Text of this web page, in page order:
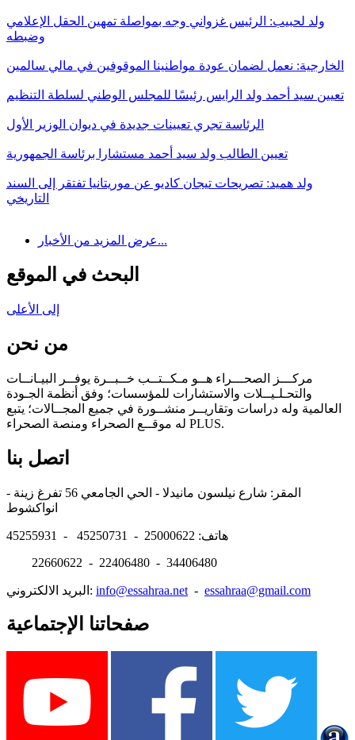
ولد لحبيب: الرئيس غزواني وجه بمواصلة تمهين الحقل الإعلامي
وضبطه
الخارجية: نعمل لضمان عودة مواطنينا الموقوفين في مالي سالمين
تعيين سيد أحمد ولد الرايس رئيسًا للمجلس الوطني لسلطة التنظيم
الرئاسة تجري تعيينات جديدة في ديوان الوزير الأول
تعيين الطالب ولد سيد أحمد مستشارا برئاسة الجمهورية
ولد هميد: تصريحات تيجان كاديو عن موريتانيا تفتقر إلى السند
التاريخي
عرض المزيد من الأخبار...
البحث في الموقع
إلى الأعلى
من نحن
مركـــز الصحـــراء هــو مـكــتــب خــبــرة يوفــر البيـانــات
والتحـلـيــلات والاستشارات للمؤسسات؛ وفق أنظمة الجـودة
العالمية وله دراسات وتقاريــر منشــورة في جميع المجــالات؛ يتبع
له موقــع الصحراء ومنصة الصحراء PLUS.
اتصل بنا
المقر: شارع نيلسون مانيدلا - الحي الجامعي 56 تفرغ زينة -
هاتف: 25000622 - 45250731 - 45255931
22660622 - 22406480 - 34406480
البريد الالكتروني: info@essahraa.net - essahraa@gmail.com
صفحاتنا الإجتماعية